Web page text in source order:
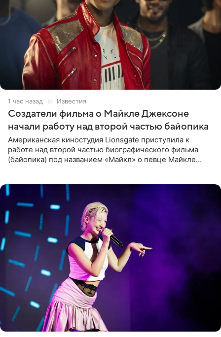
1 час назад Известия
Создатели фильма о Майкле Джексоне
начали работу над второй частью байопика
Американская киностудия Lionsgate приступила к
работе над второй частью биографического фильма
(байопика) под названием «Майкл» о певце Майкле